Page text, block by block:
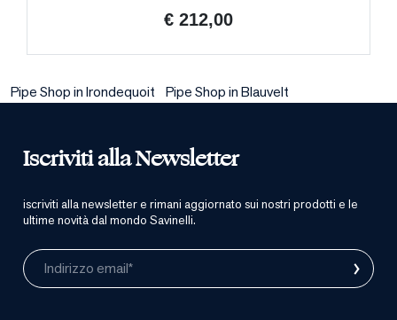
€ 212,00
Pipe Shop in Irondequoit Pipe Shop in Blauvelt
Iscriviti alla Newsletter
iscriviti alla newsletter e rimani aggiornato sui nostri prodotti e le
ultime novità dal mondo Savinelli.
Indirizzo email* ›